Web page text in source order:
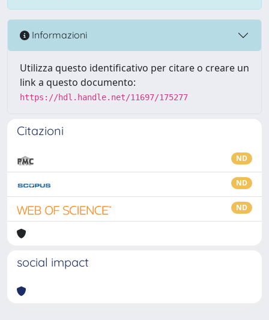
Informazioni
Utilizza questo identificativo per citare o creare un
link a questo documento:
https://hdl.handle.net/11697/175277
Citazioni
ND
ND
ND
social impact